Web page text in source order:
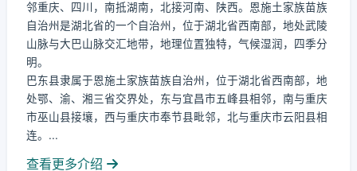
邻重庆、四川，南抵湖南，北接河南、陕西。恩施土家族苗族
自治州是湖北省的一个自治州，位于湖北省西南部，地处武陵
山脉与大巴山脉交汇地带，地理位置独特，气候湿润，四季分
明。
巴东县隶属于恩施土家族苗族自治州，位于湖北省西南部，地
处鄂、渝、湘三省交界处，东与宜昌市五峰县相邻，南与重庆
市巫山县接壤，西与重庆市奉节县毗邻，北与重庆市云阳县相
连。...
查看更多介绍